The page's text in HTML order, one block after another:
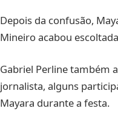
Depois da confusão,
Mineiro acabou
Gabriel Perline também
jornalista, alguns
Mayara durante a festa.